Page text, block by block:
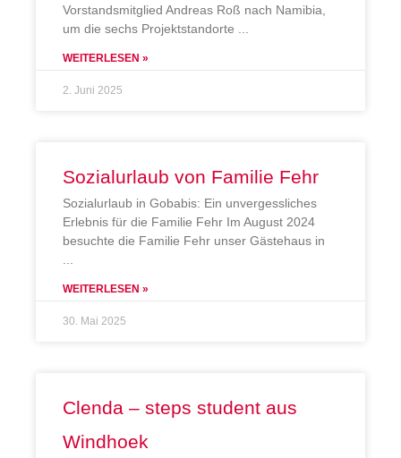
Vorstandsmitglied Andreas Roß nach Namibia,
um die sechs Projektstandorte
WEITERLESEN »
2. Juni 2025
Sozialurlaub von Familie Fehr
Sozialurlaub in Gobabis: Ein unvergessliches
Erlebnis für die Familie Fehr Im August 2024
besuchte die Familie Fehr unser Gästehaus in
WEITERLESEN »
30. Mai 2025
Clenda – steps student aus
Windhoek